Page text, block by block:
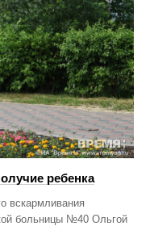
ребенка
вскармливания
больницы №40 Ольгой